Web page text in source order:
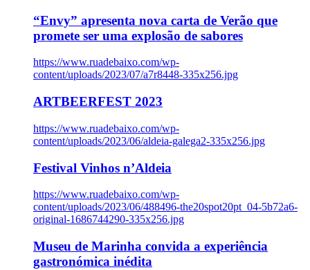
“Envy” apresenta nova carta de Verão que
promete ser uma explosão de sabores
https://www.ruadebaixo.com/wp-
content/uploads/2023/07/a7r8448-335x256.jpg
ARTBEERFEST 2023
https://www.ruadebaixo.com/wp-
content/uploads/2023/06/aldeia-galega2-335x256.jpg
Festival Vinhos n’Aldeia
https://www.ruadebaixo.com/wp-
content/uploads/2023/06/488496-the20spot20pt_04-5b72a6-
original-1686744290-335x256.jpg
Museu de Marinha convida a experiência
gastronómica inédita